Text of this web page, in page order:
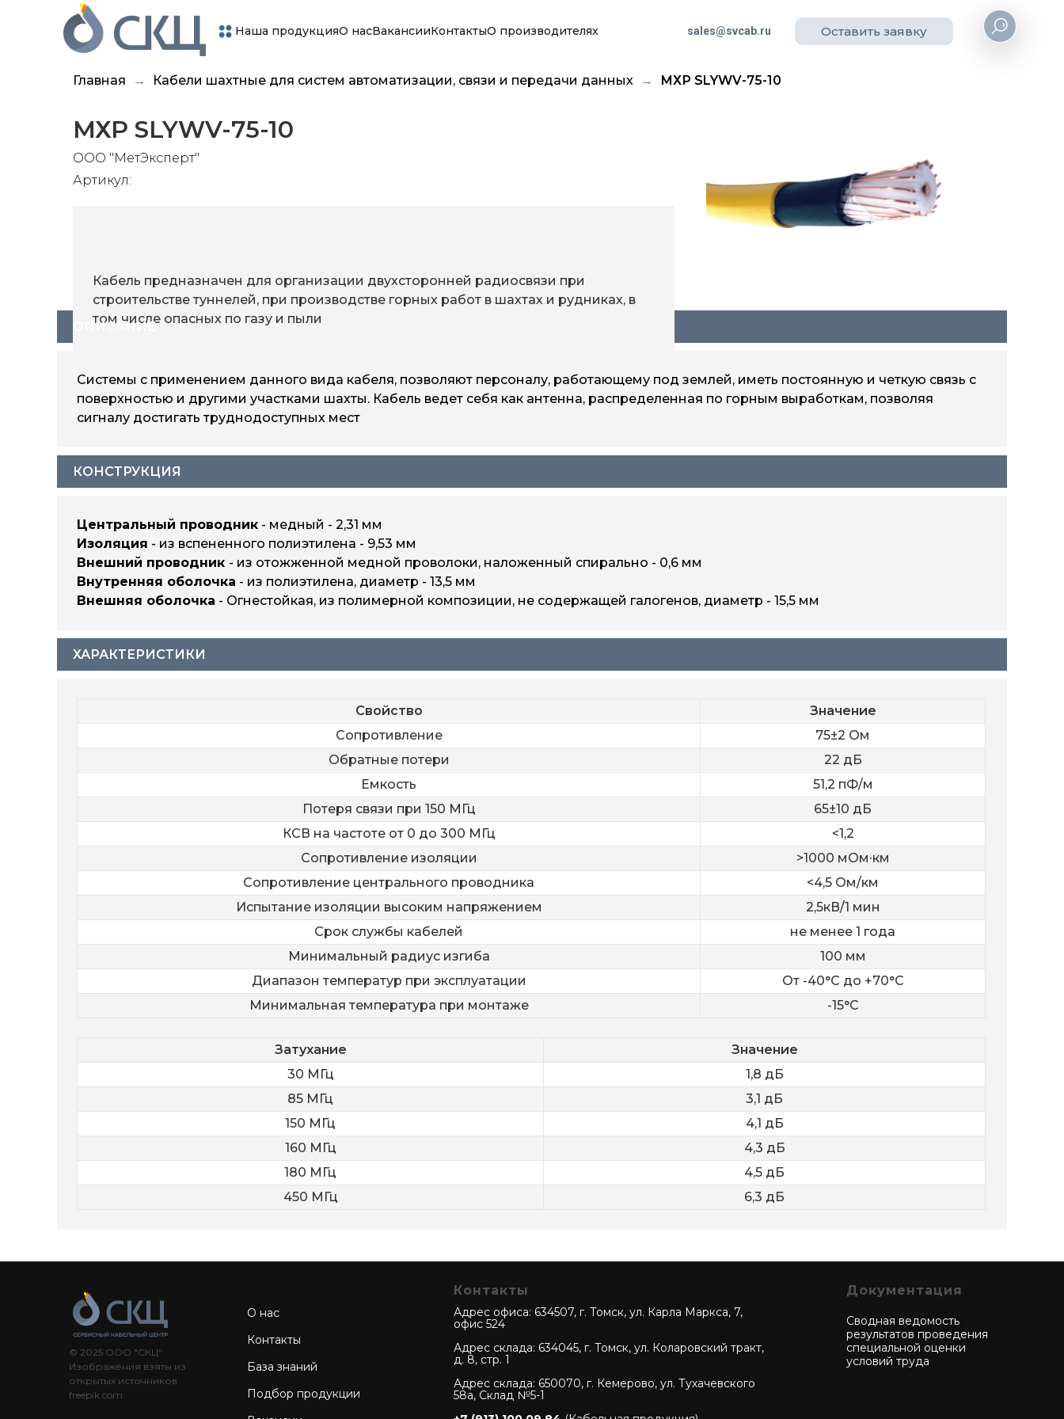
Главная Кабели шахтные для систем автоматизации, связи и передачи данных МХР SLYWV-75-10
Наша продукцияО насВакансииКонтактыО производителях Оставить заявку
sales@svcab.ru
МХР SLYWV-75-10
ООО "МетЭксперт"
Артикул:
Кабель предназначен для организации двухсторонней радиосвязи при
строительстве туннелей, при производстве горных работ в шахтах и рудниках, в
том числе опасных по газу и пыли
ОПИСАНИЕ
Системы с применением данного вида кабеля, позволяют персоналу, работающему под землей, иметь постоянную и четкую связь с
поверхностью и другими участками шахты. Кабель ведет себя как антенна, распределенная по горным выработкам, позволяя
сигналу достигать труднодоступных мест
КОНСТРУКЦИЯ
Центральный проводник - медный - 2,31 мм
Изоляция - из вспененного полиэтилена - 9,53 мм
Внешний проводник - из отожженной медной проволоки, наложенный спирально - 0,6 мм
Внутренняя оболочка - из полиэтилена, диаметр - 13,5 мм
Внешняя оболочка - Огнестойкая, из полимерной композиции, не содержащей галогенов, диаметр - 15,5 мм
ХАРАКТЕРИСТИКИ
Свойство
Значение
Сопротивление
75±2 Ом
Обратные потери
22 дБ
Емкость
51,2 пФ/м
Потеря связи при 150 МГц
65±10 дБ
КСВ на частоте от 0 до 300 МГц
<1,2
Сопротивление изоляции
>1000 мОм∙км
Сопротивление центрального проводника
<4,5 Ом/км
Испытание изоляции высоким напряжением
2,5кВ/1 мин
Срок службы кабелей
не менее 1 года
Минимальный радиус изгиба
100 мм
Диапазон температур при эксплуатации
От -40°С до +70°С
Минимальная температура при монтаже
-15°С
Затухание
Значение
30 МГц
1,8 дБ
85 МГц
3,1 дБ
150 МГц
4,1 дБ
160 МГц
4,3 дБ
180 МГц
4,5 дБ
450 МГц
6,3 дБ
О нас
Контакты
База знаний
Подбор продукции
Сводная ведомость
результатов проведения
специальной оценки
условий труда
Адрес офиса: 634507, г. Томск, ул. Карла Маркса, 7,
офис 524
Адрес склада: 634045, г. Томск, ул. Коларовский тракт,
д. 8, стр. 1
Адрес склада: 650070, г. Кемерово, ул. Тухачевского
58а, Склад №5-1
Контакты Документация
© 2025 ООО "СКЦ"
Изображения взяты из
открытых источников
freepik.com